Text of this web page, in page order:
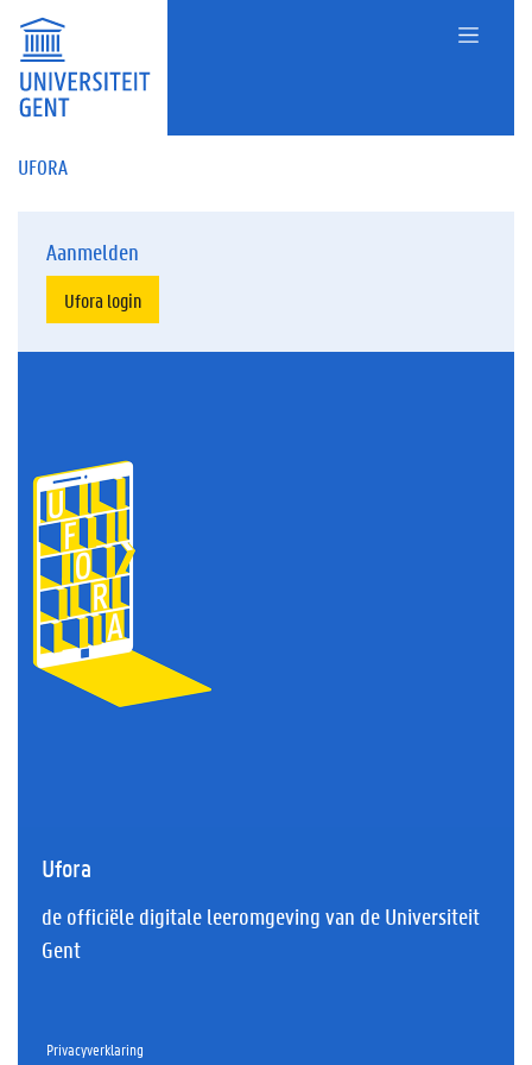
UFORA
Aanmelden
Ufora login
Ufora
de officiële digitale leeromgeving van de Universiteit
Gent
Privacyverklaring